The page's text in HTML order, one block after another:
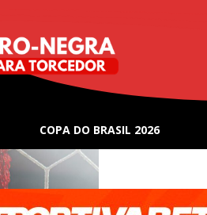
COPA DO BRASIL 2026